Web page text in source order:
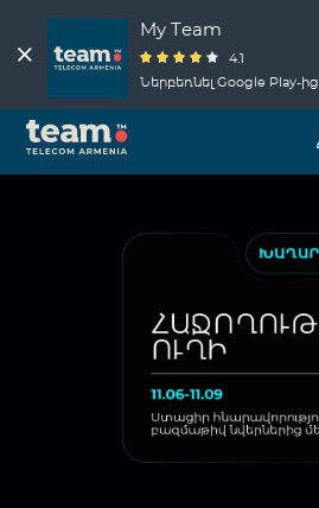
My Team
4.1
Ներբեռնել Google Play-ից